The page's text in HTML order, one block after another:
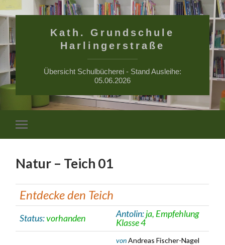
Kath. Grundschule
Harlingerstraße
Übersicht Schulbücherei - Stand Ausleihe:
05.06.2026
Mobile-
Menü
Natur – Teich 01
Entdecke den Teich
Status:vorhanden Antolin:ja, Empfehlung
Klasse 4
vonAndreas Fischer-Nagel